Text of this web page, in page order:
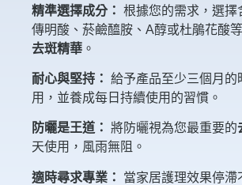
精準選擇成分： 根據您的需求，選擇
傳明酸、菸鹼醯胺、A醇或杜鵑花酸
去斑精華 。
耐心與堅持： 給予產品至少三個月的
用，並養成每日持續使用的習慣。
防曬是王道： 將防曬視為您最重要的
天使用，風雨無阻。
適時尋求專業：
當家居護理效果停滯